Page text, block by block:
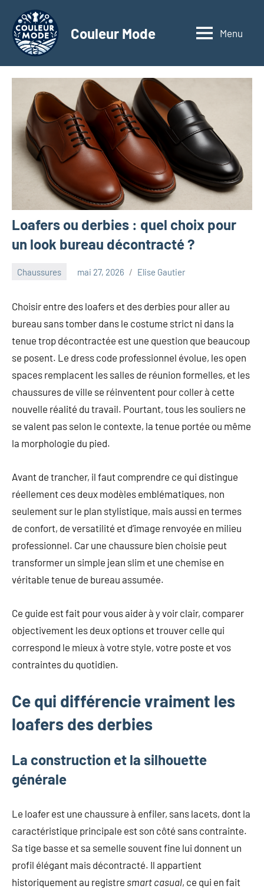
contenu
Couleur Mode
Explorez
monde
des
textiles
d'affaires
à
travers
nos
articles
dédiés
aux
matériaux
innovants,
l'entrepreneuriat,
au
recyclage
dans
aux
événements
clés.
Rejoignez-
pour
insights
précieux
sur
mode
non
féminine
et
Menu
Loafers ou derbies : quel choix pour
un look bureau décontracté ?
Chaussures mai 27, 2026 Elise Gautier
Choisir entre des loafers et des derbies pour aller au
bureau sans tomber dans le costume strict ni dans la
tenue trop décontractée est une question que beaucoup
se posent. Le dress code professionnel évolue, les open
spaces remplacent les salles de réunion formelles, et les
chaussures de ville se réinventent pour coller à cette
nouvelle réalité du travail. Pourtant, tous les souliers ne
se valent pas selon le contexte, la tenue portée ou même
la morphologie du pied.
Avant de trancher, il faut comprendre ce qui distingue
réellement ces deux modèles emblématiques, non
seulement sur le plan stylistique, mais aussi en termes
de confort, de versatilité et d’image renvoyée en milieu
professionnel. Car une chaussure bien choisie peut
transformer un simple jean slim et une chemise en
véritable tenue de bureau assumée.
Ce guide est fait pour vous aider à y voir clair, comparer
objectivement les deux options et trouver celle qui
correspond le mieux à votre style, votre poste et vos
contraintes du quotidien.
Ce qui différencie vraiment les
loafers des derbies
La construction et la silhouette
générale
Le loafer est une chaussure à enfiler, sans lacets, dont la
caractéristique principale est son côté sans contrainte.
Sa tige basse et sa semelle souvent fine lui donnent un
profil élégant mais décontracté. Il appartient
historiquement au registre smart casual, ce qui en fait